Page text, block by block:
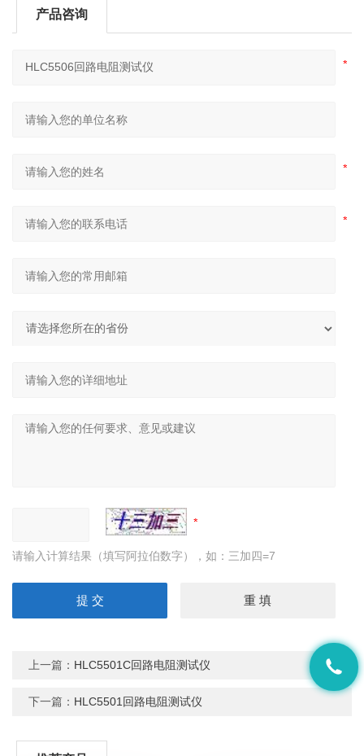
产品咨询
请输入计算结果（填写阿拉伯数字），如：三加四=7
上一篇： HLC5501C回路电阻测试仪
下一篇： HLC5501回路电阻测试仪